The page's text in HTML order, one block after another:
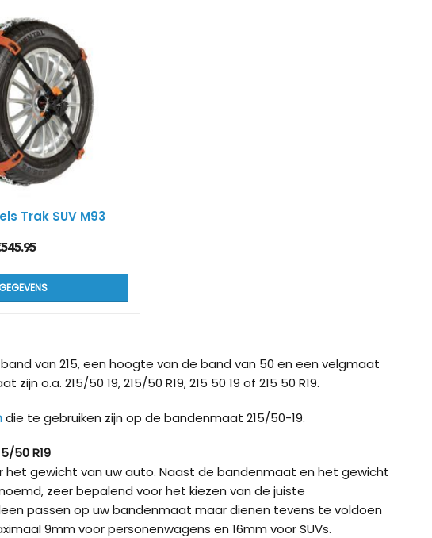
Trak SUV M93
545.95
GEGEVENS
van 215, een hoogte van de band van 50 en een velgmaat
o.a. 215/50 19, 215/50 R19, 215 50 19 of 215 50 R19.
die te gebruiken zijn op de bandenmaat 215/50-19.
50 R19
het gewicht van uw auto. Naast de bandenmaat en het gewicht
zeer bepalend voor het kiezen van de juiste
passen op uw bandenmaat maar dienen tevens te voldoen
9mm voor personenwagens en 16mm voor SUVs.